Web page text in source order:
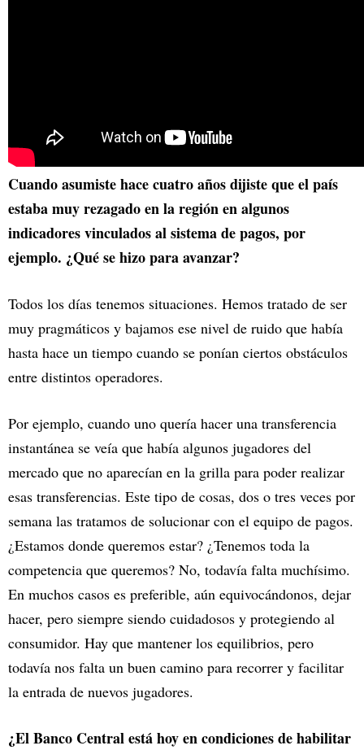
Cuando asumiste hace cuatro años dijiste que el país
estaba muy rezagado en la región en algunos
indicadores vinculados al sistema de pagos, por
ejemplo. ¿Qué se hizo para avanzar?
Todos los días tenemos situaciones. Hemos tratado de ser
muy pragmáticos y bajamos ese nivel de ruido que había
hasta hace un tiempo cuando se ponían ciertos obstáculos
entre distintos operadores.
Por ejemplo, cuando uno quería hacer una transferencia
instantánea se veía que había algunos jugadores del
mercado que no aparecían en la grilla para poder realizar
esas transferencias. Este tipo de cosas, dos o tres veces por
semana las tratamos de solucionar con el equipo de pagos.
¿Estamos donde queremos estar? ¿Tenemos toda la
competencia que queremos? No, todavía falta muchísimo.
En muchos casos es preferible, aún equivocándonos, dejar
hacer, pero siempre siendo cuidadosos y protegiendo al
consumidor. Hay que mantener los equilibrios, pero
todavía nos falta un buen camino para recorrer y facilitar
la entrada de nuevos jugadores.
¿El Banco Central está hoy en condiciones de habilitar